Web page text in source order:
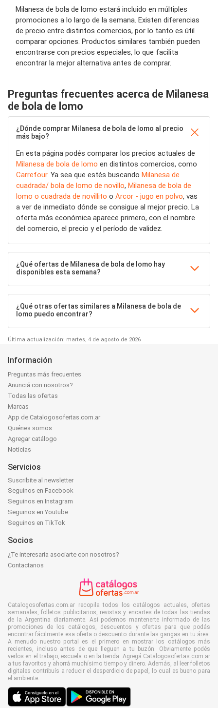
Milanesa de bola de lomo estará incluido en múltiples
promociones a lo largo de la semana. Existen diferencias
de precio entre distintos comercios, por lo tanto es útil
comparar opciones. Productos similares también pueden
encontrarse con precios especiales, lo que facilita
encontrar la mejor alternativa antes de comprar.
Preguntas frecuentes acerca de Milanesa
de bola de lomo
¿Dónde comprar Milanesa de bola de lomo al precio
más bajo?
En esta página podés comparar los precios actuales de
Milanesa de bola de lomo en distintos comercios, como
Carrefour. Ya sea que estés buscando Milanesa de
cuadrada/ bola de lomo de novillo, Milanesa de bola de
lomo o cuadrada de novillito o Arcor - jugo en polvo, vas
a ver de inmediato dónde se consigue al mejor precio. La
oferta más económica aparece primero, con el nombre
del comercio, el precio y el período de validez.
¿Qué ofertas de Milanesa de bola de lomo hay
disponibles esta semana?
¿Qué otras ofertas similares a Milanesa de bola de
lomo puedo encontrar?
Última actualización: martes, 4 de agosto de 2026
Información
Preguntas más frecuentes
Anunciá con nosotros?
Todas las ofertas
Marcas
App de Catalogosofertas.com.ar
Quiénes somos
Agregar catálogo
Noticias
Servicios
Suscribite al newsletter
Seguinos en Facebook
Seguinos en Instagram
Seguinos en Youtube
Seguinos en TikTok
Socios
¿Te interesaría asociarte con nosotros?
Contactanos
Catalogosofertas.com.ar recopila todos los catálogos actuales, ofertas
semanales, folletos publicitarios, revistas y encartes de todas las tiendas
de la Argentina diariamente. Así podemos mantenerte informado de las
promociones de los catálogos, descuentos y ofertas para que podás
encontrar fácilmente esa oferta o descuento durante las gangas en tu área.
A menudo nuestro portal es el primero en mostrar los catálogos más
recientes, incluso antes de que lleguen a tu buzón. Obviamente podés
verlos en el trabajo, escuela o en la tienda. Agregá Catalogosofertas.com.ar
a tus favoritos y ahorrá muchísimo tiempo y dinero. Además, al leer folletos
digitales contribuís a reducir el desperdicio de papel, lo cual es bueno para
el ambiente.